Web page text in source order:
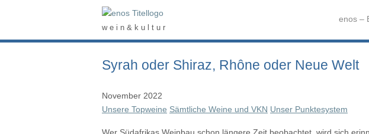
Home
w e i n & k u l t u r
enos –
Syrah oder Shiraz, Rhône oder Neue Welt
November 2022
Unsere Topweine Sämtliche Weine und VKN Unser Punktesystem